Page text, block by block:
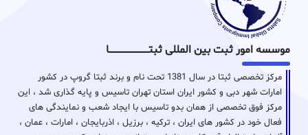
موسسه امور ثبت بین المللی ثبتـــــــــــــــــــــــــــــا
مرکز تخصصی ثبتا در سال 1381 تحت نام و برند ثبتا گروپ در کشور
امارات شهر دبی و کشور ایران استان تهران تاسیس و پایه گذاری شد ، این
مرکز فوق تخصصی از همان بدو تاسیس با ایجاد شعب و نمایندگی های
فعال خود در کشور های ایران ، ترکیه ، برزیل ، اذربایجان ، امارات ، عمان ،